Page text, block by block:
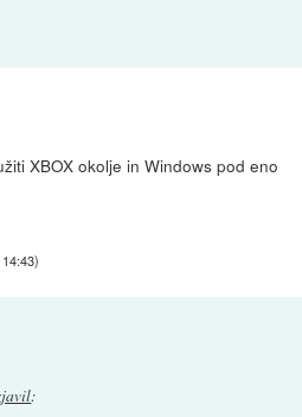
XBOX okolje in Windows pod eno
)
: